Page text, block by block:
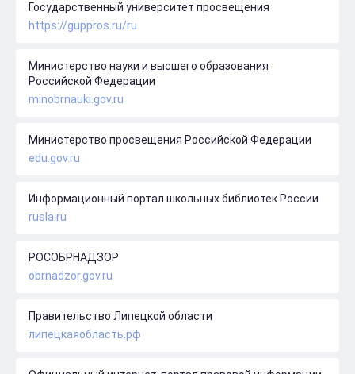
Государственный университет просвещения
https://guppros.ru/ru
Министерство науки и высшего образования
Российской Федерации
minobrnauki.gov.ru
Министерство просвещения Российской Федерации
edu.gov.ru
Информационный портал школьных библиотек России
rusla.ru
РОСОБРНАДЗОР
obrnadzor.gov.ru
Правительство Липецкой области
липецкаяобласть.рф